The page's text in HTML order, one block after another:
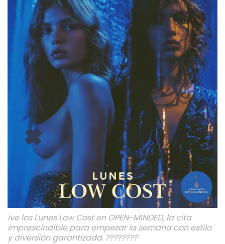
ive los Lunes Low Cost en OPEN-MINDED, la cita
imprescindible para empezar la semana con estilo
y diversión garantizada. ????????️